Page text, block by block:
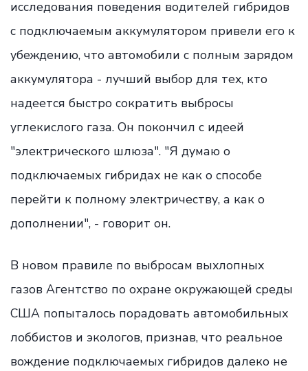
исследования поведения водителей гибридов
с подключаемым аккумулятором привели его к
убеждению, что автомобили с полным зарядом
аккумулятора - лучший выбор для тех, кто
надеется быстро сократить выбросы
углекислого газа. Он покончил с идеей
"электрического шлюза". "Я думаю о
подключаемых гибридах не как о способе
перейти к полному электричеству, а как о
дополнении", - говорит он.
В новом правиле по выбросам выхлопных
газов Агентство по охране окружающей среды
США попыталось порадовать автомобильных
лоббистов и экологов, признав, что реальное
вождение подключаемых гибридов далеко не